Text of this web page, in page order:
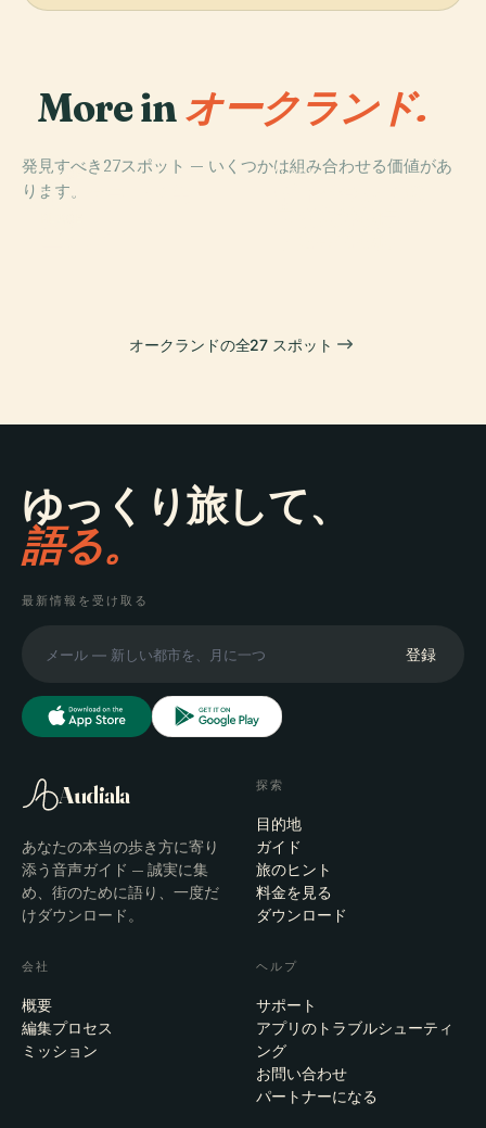
More inオークランド.
発見すべき27スポット — いくつかは組み合わせる価値があ
ります。
PLACE
オークランド美
PLACE
PLACE
オークランドの全27 スポット
ゆっくり旅して、
語る。
最新情報を受け取る
登録
Audiala
あなたの本当の歩き方に寄り
添う音声ガイド — 誠実に集
め、街のために語り、一度だ
けダウンロード。
探索
目的地
ガイド
旅のヒント
料金を見る
ダウンロード
会社
概要
編集プロセス
ミッション
ヘルプ
サポート
アプリのトラブルシューティ
ング
お問い合わせ
パートナーになる